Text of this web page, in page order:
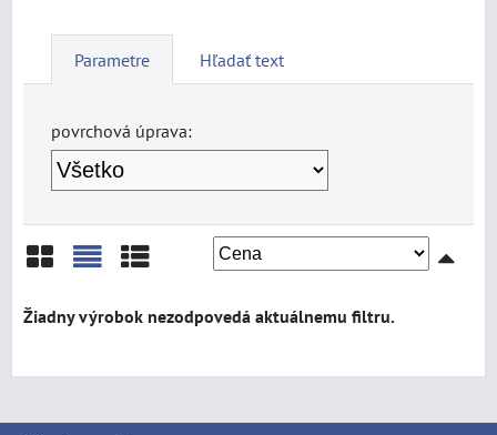
Parametre Hľadať text
povrchová úprava:
Mriežka